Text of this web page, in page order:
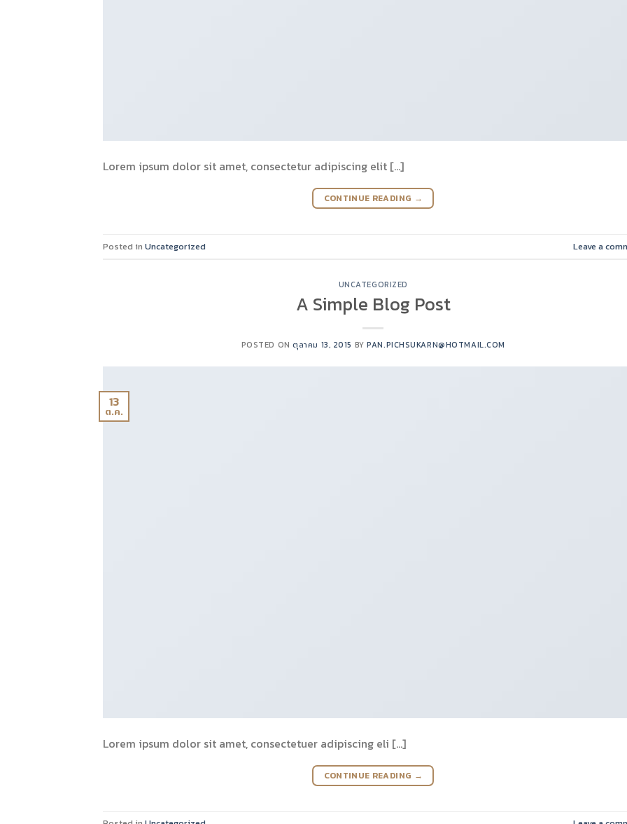
Lorem ipsum dolor sit amet, consectetur adipiscing elit […]
CONTINUE READING →
Posted in Uncategorized Leave a
UNCATEGORIZED
A Simple Blog Post
POSTED ONตุลาคม 13, 2015 BYPAN.PICHSUKARN@HOTMAIL.COM
13
ต.ค.
Lorem ipsum dolor sit amet, consectetuer adipiscing eli […]
CONTINUE READING →